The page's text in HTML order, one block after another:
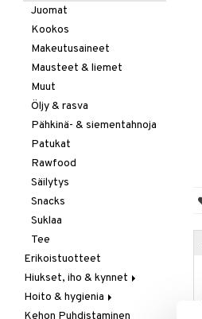
Juomat
Kookos
Makeutusaineet
Mausteet & liemet
Muut
Öljy & rasva
Pähkinä- & siementahnoja
Patukat
Rawfood
Säilytys
Snacks
Suklaa
Tee
Erikoistuotteet
Hiukset, iho & kynnet
Aurinko & pigmentti
Hiukset
Hoito & hygienia
Aurinkosuoja
Kehon Puhdistaminen